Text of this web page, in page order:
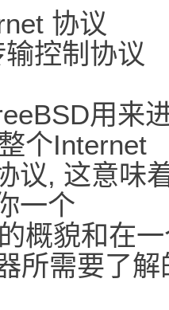
协议
控制协议
用来
个Internet
议, 这意味
一个
概貌和在
所需要了解